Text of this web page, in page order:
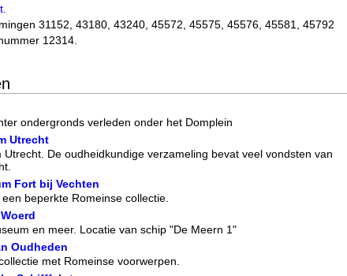
31152, 43180, 43240, 45572, 45575, 45576, 45581, 45792
12314.
ondergronds verleden onder het Domplein
Utrecht
Utrecht. De oudheidkundige verzameling bevat veel vondsten van
Fort bij Vechten
beperkte Romeinse collectie.
en meer. Locatie van schip "De Meern 1"
Oudheden
met Romeinse voorwerpen.